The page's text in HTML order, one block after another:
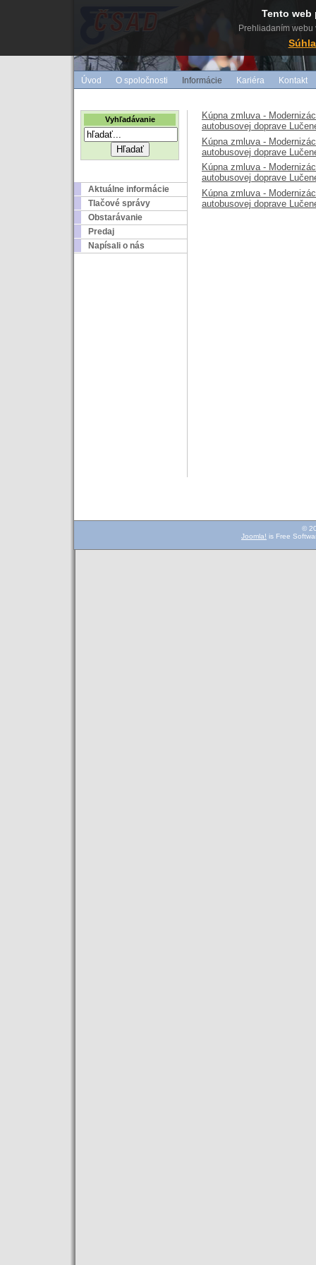
Úvod O spoločnosti Informácie Kariéra Kontakt
Vyhľadávanie
Aktuálne informácie
Tlačové správy
Obstarávanie
Predaj
Napísali o nás
Kúpna zmluva -
autobusovej doprave
Kúpna zmluva -
autobusovej doprave
Kúpna zmluva -
autobusovej doprave
Kúpna zmluva -
autobusovej doprave
©
Joomla! is Free
Tento web
Prehliadaním